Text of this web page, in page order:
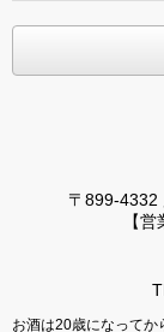
〒899-4332
【
お酒は20歳になってか